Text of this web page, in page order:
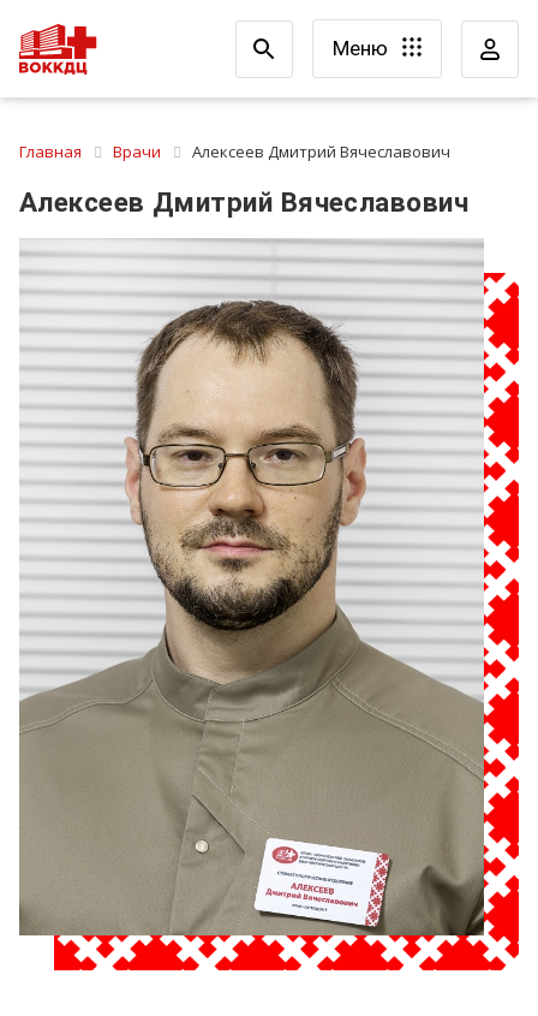
Меню
Главная Врачи Алексеев Дмитрий Вячеславович
Алексеев Дмитрий Вячеславович